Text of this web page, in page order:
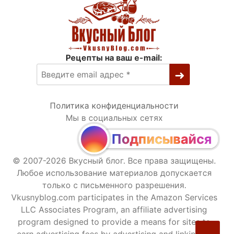
Рецепты на ваш e-mail:
Политика конфиденциальности
Мы в социальных сетях
Подписывайся
© 2007-2026 Вкусный блог. Все права защищены.
Любое использование материалов допускается
только с письменного разрешения.
Vkusnyblog.com participates in the Amazon Services
LLC Associates Program, an affiliate advertising
program designed to provide a means for sites to